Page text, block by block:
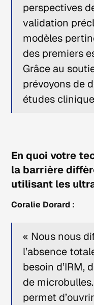
perspectives
validation
modèles
des premiers
Grâce au
prévoyons de
études
En quoi votre
la barrière
utilisant les
Coralie Dorard :
« Nous nous
l’absence
besoin d’IRM,
de
permet